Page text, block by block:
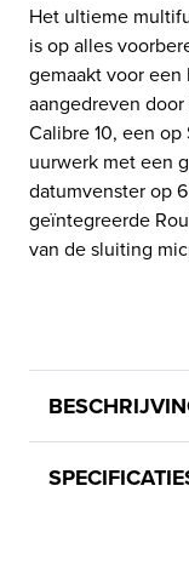
Het ultieme
is op alles
gemaakt voor een
aangedreven
Calibre 10, een
uurwerk met een
datumvenster op
geïntegreerde
van de sluiting